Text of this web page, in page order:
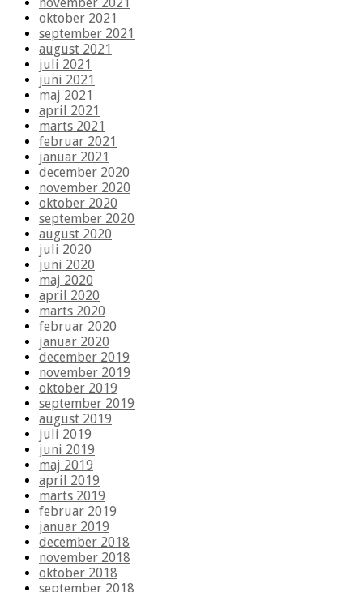
november 2021
oktober 2021
september 2021
august 2021
juli 2021
juni 2021
maj 2021
april 2021
marts 2021
februar 2021
januar 2021
december 2020
november 2020
oktober 2020
september 2020
august 2020
juli 2020
juni 2020
maj 2020
april 2020
marts 2020
februar 2020
januar 2020
december 2019
november 2019
oktober 2019
september 2019
august 2019
juli 2019
juni 2019
maj 2019
april 2019
marts 2019
februar 2019
januar 2019
december 2018
november 2018
oktober 2018
september 2018